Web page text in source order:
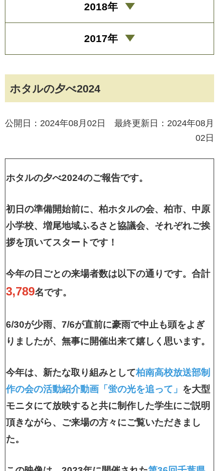
ホタルの夕べ2024
公開日：2024年08月02日 最終更新日：2024年08月
02日
ホタルの夕べ2024のご報告です。
初日の準備開始前に、柏ホタルの会、柏市、中原
小学校、増尾地域ふるさと協議会、それぞれご挨
拶を頂いてスタートです！
今年の日ごとの来場者数は以下の通りです。合計
3,789名です。
6/30が少雨、7/6が直前に豪雨で中止も頭をよぎ
りましたが、無事に開催出来て嬉しく思います。
今年は、新たな取り組みとして柏南高校放送部制
作の会の活動紹介動画「蛍の光を追って」 を大型
モニタにて放映すると共に制作した学生にご説明
頂きながら、ご来場の方々にご覧いただきまし
た。
2018年
2017年